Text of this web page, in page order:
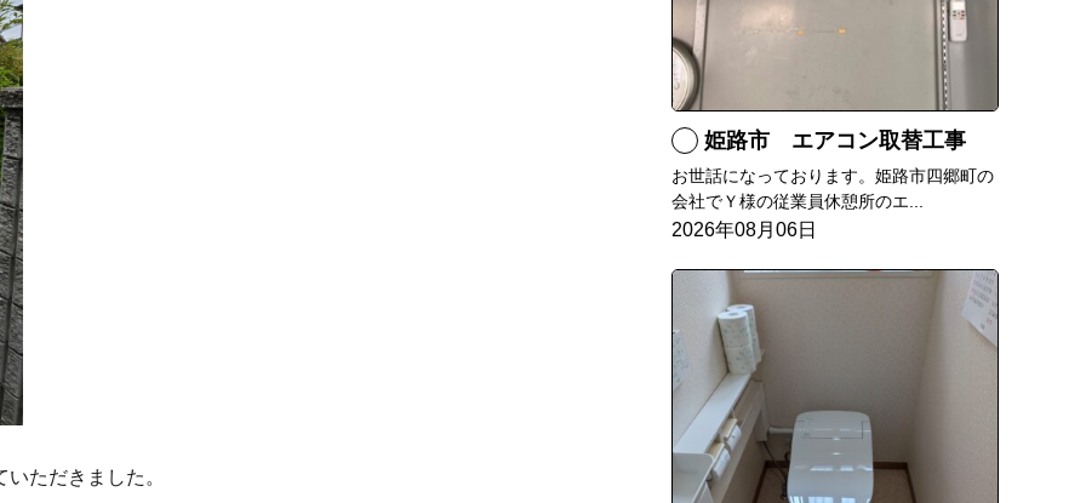
ただきました。
姫路市 エアコン取替工事
お世話になっております。姫路市四郷町の
会社でＹ様の従業員休憩所のエ...
2026年08月06日